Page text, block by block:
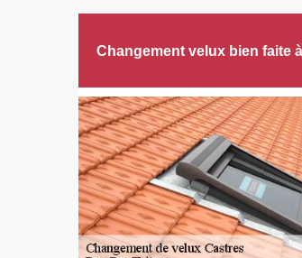
Changement velux bien faite